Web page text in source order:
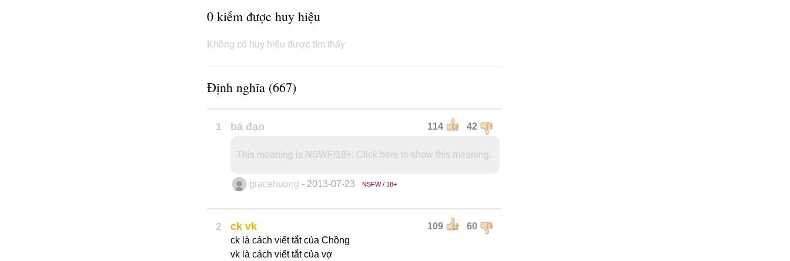
0 kiếm được huy hiệu
Không có huy hiệu được tìm thấy
Định nghĩa (667)
1 114 42
bá đạo
This meaning is NSWF/18+. Click here to show this meaning.
gracehuong - 2013-07-23 NSFW / 18+
2 109 60
ck vk
ck là cách viết tắt của Chồng
vk là cách viết tắt của vợ